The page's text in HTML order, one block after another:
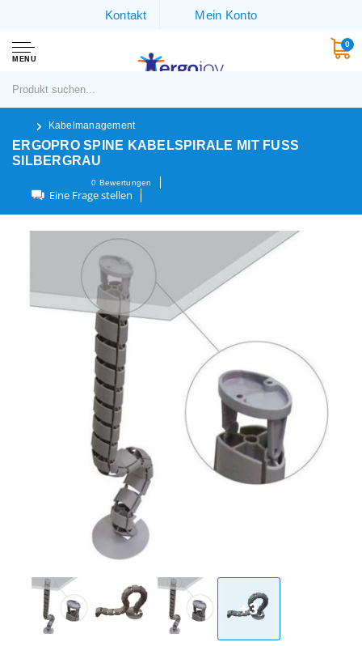
Kontakt Mein Konto
MENU
0
Kabelmanagement
ERGOPRO SPINE KABELSPIRALE MIT FUSS
SILBERGRAU
0 Bewertungen
Eine Frage stellen
+3